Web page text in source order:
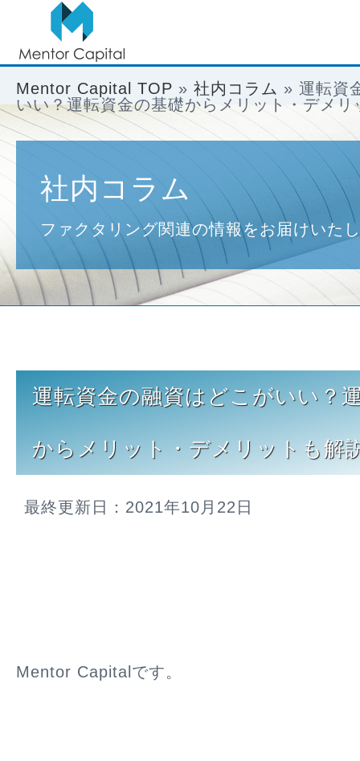
Mentor Capital TOP » 社内コラム » 運転資
いい？運転資金の基礎からメリット・デメリ
社内コラム
ファクタリング関連の情報をお届けいた
運転資金の融資はどこがいい？
からメリット・デメリットも解
最終更新日：2021年10月22日
Mentor Capitalです。